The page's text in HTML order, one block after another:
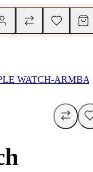
WATCH-